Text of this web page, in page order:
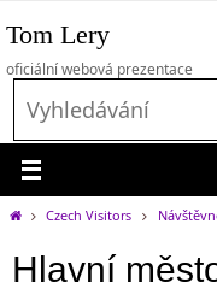
na
obsah
Tom Lery
oficiální webová prezentace
HomeCzech Visitors
Hlavní